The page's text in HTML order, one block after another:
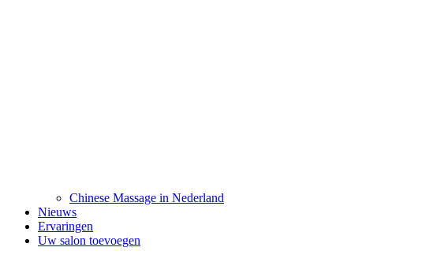
Chinese Massage in Nederland
Nieuws
Ervaringen
Uw salon toevoegen